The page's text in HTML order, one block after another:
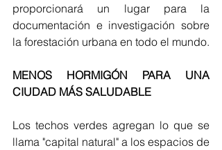
proporcionará un lugar para la
documentación e investigación sobre
la forestación urbana en todo el mundo.
MENOS HORMIGÓN PARA UNA
CIUDAD MÁS SALUDABLE
Los techos verdes agregan lo que se
llama "capital natural" a los espacios de